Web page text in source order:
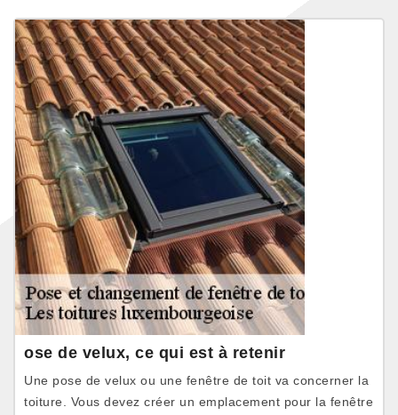
ose de velux, ce qui est à retenir
Une pose de velux ou une fenêtre de toit va concerner la
toiture. Vous devez créer un emplacement pour la fenêtre